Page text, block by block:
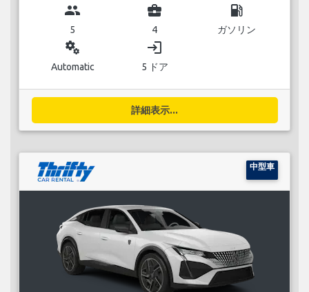
group
5
business_center
4
local_gas_station
ガソリン
miscellaneous_services
Automatic
login
5 ドア
詳細表示...
中型車